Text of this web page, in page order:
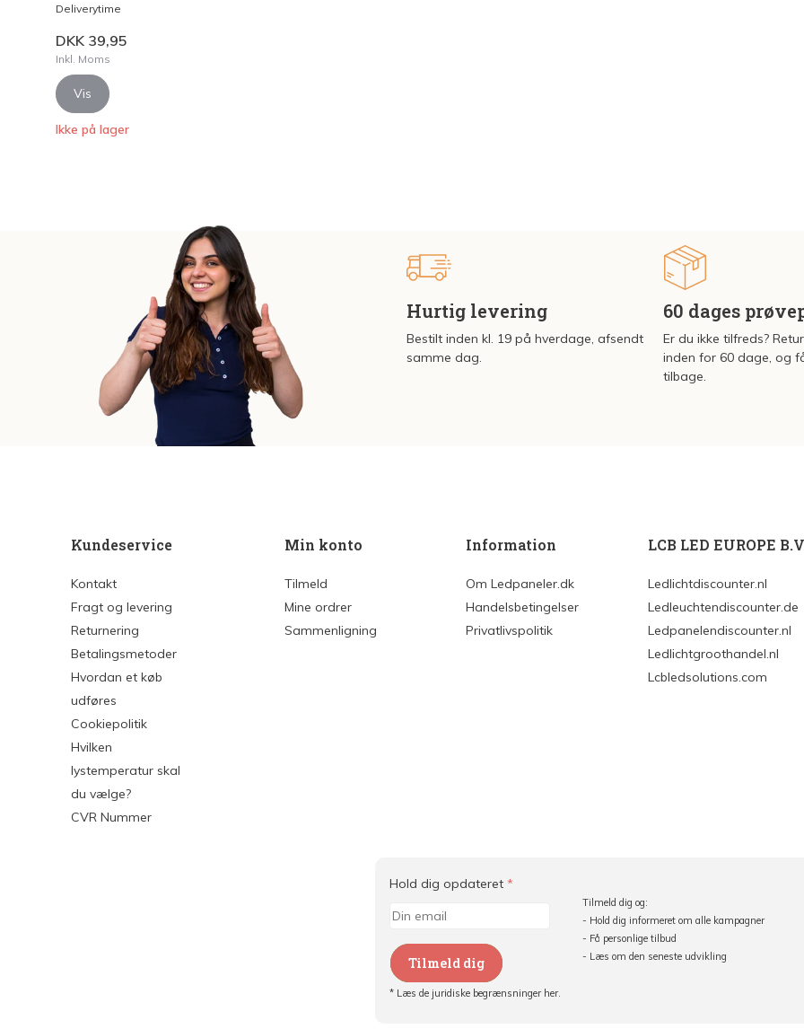
Deliverytime
DKK 39,95
Inkl. Moms
Vis
Ikke på lager
Hurtig levering
Bestilt inden kl. 19 på hverdage, afsendt
samme dag.
60 dages
Er du ikke tilfreds?
inden for 60 dage, og
tilbage.
Kundeservice
Kontakt
Fragt og levering
Returnering
Betalingsmetoder
Hvordan et køb
udføres
Cookiepolitik
Hvilken
lystemperatur skal
du vælge?
CVR Nummer
Min konto
Tilmeld
Mine ordrer
Sammenligning
Information
Om Ledpaneler.dk
Handelsbetingelser
Privatlivspolitik
LCB LED EUROPE
Ledlichtdiscounter.nl
Ledleuchtendiscounter.de
Ledpanelendiscounter.nl
Ledlichtgroothandel.nl
Lcbledsolutions.com
Hold dig opdateret *
Tilmeld dig
* Læs de juridiske begrænsninger her.
Tilmeld dig og:
- Hold dig informeret om alle kampagner
- Få personlige tilbud
- Læs om den seneste udvikling